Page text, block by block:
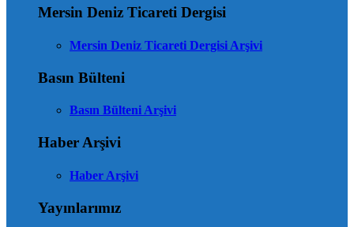
Mersin Deniz Ticareti Dergisi
Mersin Deniz Ticareti Dergisi Arşivi
Basın Bülteni
Basın Bülteni Arşivi
Haber Arşivi
Haber Arşivi
Yayınlarımız